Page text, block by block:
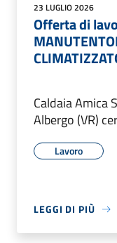
23 LUGLIO 2026
Offerta di
Caldaia Amica
Albergo (VR)
Lavoro
LEGGI DI PIÙ